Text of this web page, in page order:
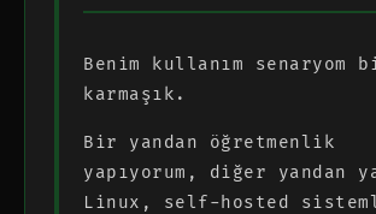
Benim kullanım senaryom
karmaşık.
Bir yandan öğretmenlik
yapıyorum, diğer yandan
Linux, self-hosted